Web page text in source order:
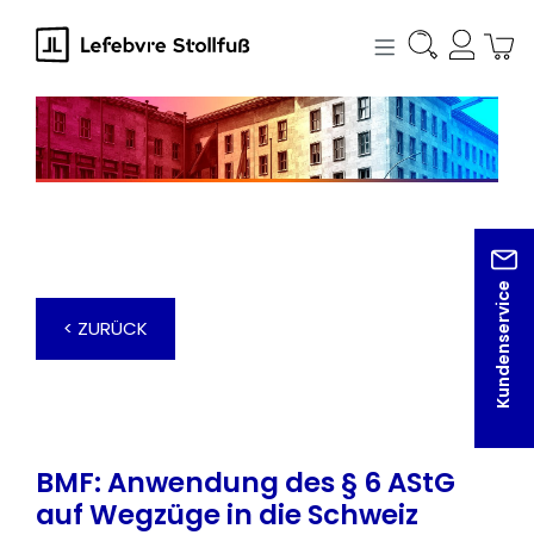
springen
Kundenservice
< ZURÜCK
BMF: Anwendung des § 6 AStG
auf Wegzüge in die Schweiz